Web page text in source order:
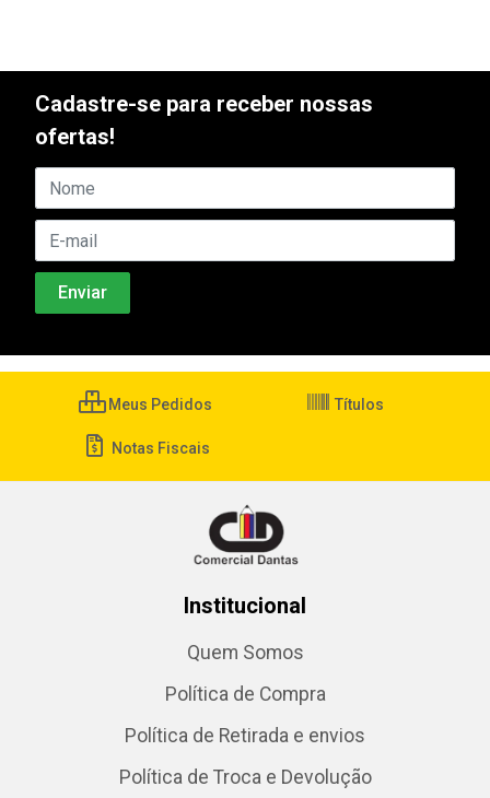
Cadastre-se para receber nossas
ofertas!
Meus Pedidos Títulos
Notas Fiscais
Institucional
Quem Somos
Política de Compra
Política de Retirada e envios
Política de Troca e Devolução